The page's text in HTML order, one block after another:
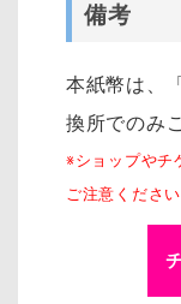
備考
本紙幣は、
換所でのみ
※ショップやチ
ご注意ください